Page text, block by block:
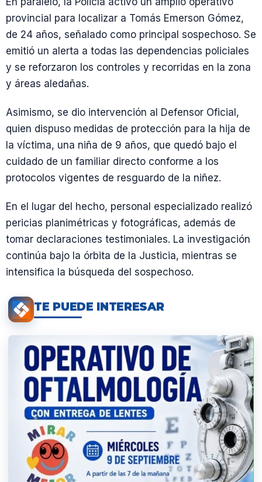
provincial para localizar a Tomás Emerson Gómez,
de 24 años, señalado como principal sospechoso. Se
emitió un alerta a todas las dependencias policiales
y se reforzaron los controles y recorridas en la zona
y áreas aledañas.
Asimismo, se dio intervención al Defensor Oficial,
quien dispuso medidas de protección para la hija de
la víctima, una niña de 9 años, que quedó bajo el
cuidado de un familiar directo conforme a los
protocolos vigentes de resguardo de la niñez.
En el lugar del hecho, personal especializado realizó
pericias planimétricas y fotográficas, además de
tomar declaraciones testimoniales. La investigación
continúa bajo la órbita de la Justicia, mientras se
intensifica la búsqueda del sospechoso.
TE PUEDE INTERESAR